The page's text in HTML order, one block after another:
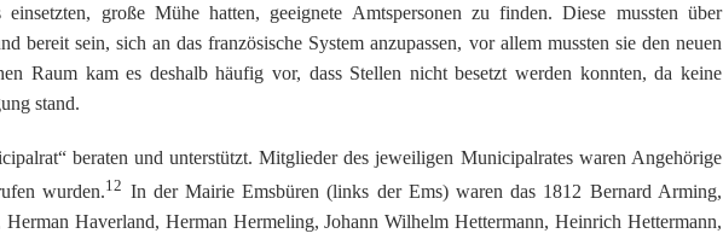
große Mühe hatten, geeignete Amtspersonen zu finden. Diese mussten über
bereit sein, sich an das französische System anzupassen, vor allem mussten sie den neuen
Raum kam es deshalb häufig vor, dass Stellen nicht besetzt werden konnten, da keine
stand.
beraten und unterstützt. Mitglieder des jeweiligen Municipalrates waren Angehörige
wurden.12 In der Mairie Emsbüren (links der Ems) waren das 1812 Bernard Arming,
Haverland, Herman Hermeling, Johann Wilhelm Hettermann, Heinrich Hettermann,